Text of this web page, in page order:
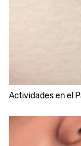
Actividades en el